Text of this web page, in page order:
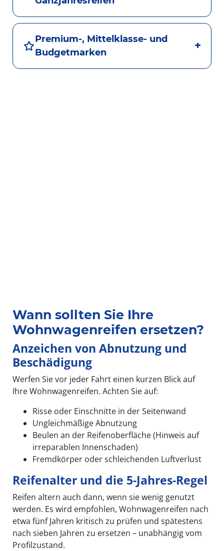
Premium-, Mittelklasse- und
Budgetmarken
Wann sollten Sie Ihre
Wohnwagenreifen ersetzen?
Anzeichen von Abnutzung und
Beschädigung
Werfen Sie vor jeder Fahrt einen kurzen Blick auf
Ihre Wohnwagenreifen. Achten Sie auf:
Risse oder Einschnitte in der Seitenwand
Ungleichmäßige Abnutzung
Beulen an der Reifenoberfläche (Hinweis auf
irreparablen Innenschaden)
Fremdkörper oder schleichenden Luftverlust
Reifenalter und die 5-Jahres-Regel
Reifen altern auch dann, wenn sie wenig genutzt
werden. Es wird empfohlen, Wohnwagenreifen nach
etwa fünf Jahren kritisch zu prüfen und spätestens
nach sieben Jahren zu ersetzen – unabhängig vom
Profilzustand.